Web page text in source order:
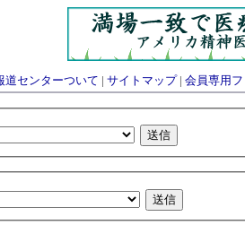
道センターついて | サイトマップ| 会員専用